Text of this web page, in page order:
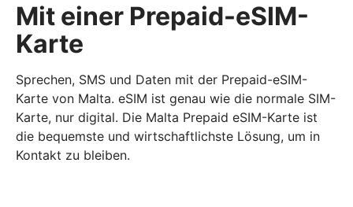
Mit einer Prepaid-eSIM-
Karte
Sprechen, SMS und Daten mit der Prepaid-eSIM-
Karte von Malta. eSIM ist genau wie die normale SIM-
Karte, nur digital. Die Malta Prepaid eSIM-Karte ist
die bequemste und wirtschaftlichste Lösung, um in
Kontakt zu bleiben.